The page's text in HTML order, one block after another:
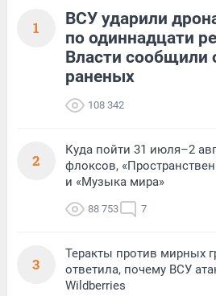
1
ВСУ ударили
по одиннадцати
Власти сообщили
раненых
108 342
2
Куда пойти 31 июля–2
флоксов,
и «Музыка мира»
88 753 7
3
Теракты против мирных
ответила, почему ВСУ
Wildberries